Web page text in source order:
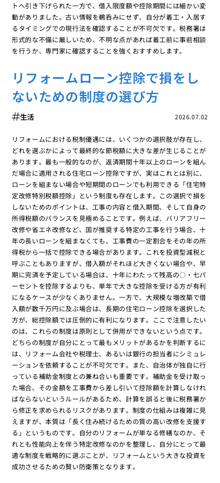
トへ引き下げられた一方で、借入限度額や控除期間には細かい変
動がありました。古い情報を鵜呑みにせず、自分が着工・入居す
るタイミングでの現行法を確認することが不可欠です。税務署は
形式的な不備に厳しいため、不明な点があれば着工前に事前相談
を行うか、専門家に確認することを強くおすすめします。
リフォームローン控除で損をし
ないための制度の選び方
2026.07.02
生活
リフォームにおける税制優遇には、いくつかの選択肢が存在し、
どれを選ぶかによって最終的な節税額に大きな差が生じることが
あります。最も一般的なのが、返済期間十年以上のローンを組ん
だ場合に適用される住宅ローン控除ですが、実はこれとは別に、
ローンを組まない場合や短期間のローンでも利用できる「住宅特
定改修特別税額控除」という制度も存在します。この選択で損を
しないためのポイントは、工事の内容と借入期間、そして自身の
所得税額のバランスを見極めることです。例えば、バリアフリー
改修や省エネ改修など、国が推奨する特定の工事を行う場合、十
年の長いローンを組まなくても、工事費の一定割合をその年の所
得税から一括で控除できる場合があります。これを投資型減税と
呼ぶこともありますが、借入額がそれほど大きくない場合や、早
期に完済を予定している場合は、十年にわたって残高の〇・七パ
ーセントを控除するよりも、単年で大きな控除を受ける方が有利
になるケースが少なくありません。一方で、大規模な増改築で借
入額が数千万円に及ぶ場合は、長期の住宅ローン控除を選択した
方が、総控除額では圧倒的に有利になります。ここで注意したい
のは、これらの制度は原則として併用ができないという点です。
どちらの制度が自分にとって最もメリットがあるかを判断するに
は、リフォーム会社や税理士、あるいは銀行の担当者にシミュレ
ーションを依頼することが不可欠です。また、自治体が独自に行
っている補助金制度との兼ね合いも重要です。補助金を受け取っ
た場合、その金額を工事費から差し引いて控除額を計算しなけれ
ばならないというルールがあるため、計算を誤ると後に税務署か
ら修正を求められるリスクがあります。制度の仕組みは複雑に見
えますが、本質は「長く住み続けるための質の高い改修を支援す
る」というものです。自分のリフォームが単なる修繕なのか、そ
れとも性能向上を伴う特定改修なのかを整理し、自分にとって最
適な制度を戦略的に選ぶことが、リフォームという大きな投資を
成功させるための賢い防衛策となります。